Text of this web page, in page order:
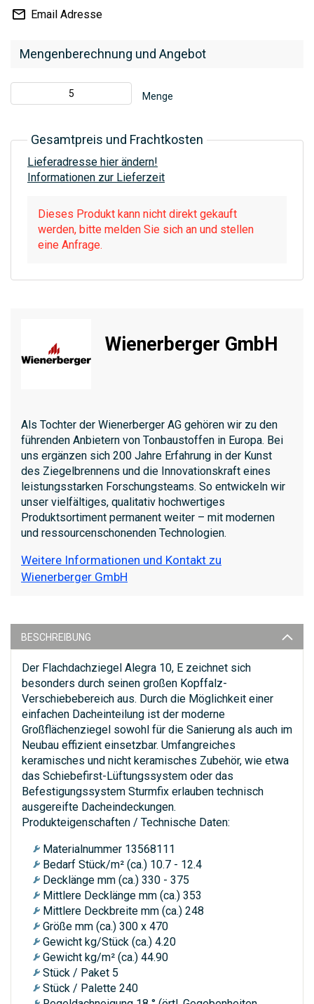
Mengenberechnung und Angebot
Menge
Gesamtpreis und Frachtkosten
Lieferadresse hier ändern!
Informationen zur Lieferzeit
Dieses Produkt kann nicht direkt gekauft
werden, bitte melden Sie sich an und stellen
eine Anfrage.
Wienerberger GmbH
Als Tochter der Wienerberger AG gehören wir zu den
führenden Anbietern von Tonbaustoffen in Europa. Bei
uns ergänzen sich 200 Jahre Erfahrung in der Kunst
des Ziegelbrennens und die Innovationskraft eines
leistungsstarken Forschungsteams. So entwickeln wir
unser vielfältiges, qualitativ hochwertiges
Produktsortiment permanent weiter – mit modernen
und ressourcenschonenden Technologien.
Weitere Informationen und Kontakt zu
Wienerberger GmbH
Email Adresse
BESCHREIBUNG
Der Flachdachziegel Alegra 10, E zeichnet sich
besonders durch seinen großen Kopffalz-
Verschiebebereich aus. Durch die Möglichkeit einer
einfachen Dacheinteilung ist der moderne
Großflächenziegel sowohl für die Sanierung als auch im
Neubau effizient einsetzbar. Umfangreiches
keramisches und nicht keramisches Zubehör, wie etwa
das Schiebefirst-Lüftungssystem oder das
Befestigungssystem Sturmfix erlauben technisch
ausgereifte Dacheindeckungen.
Produkteigenschaften / Technische Daten:
Materialnummer 13568111
Bedarf Stück/m² (ca.) 10.7 - 12.4
Decklänge mm (ca.) 330 - 375
Mittlere Decklänge mm (ca.) 353
Mittlere Deckbreite mm (ca.) 248
Größe mm (ca.) 300 x 470
Gewicht kg/Stück (ca.) 4.20
Gewicht kg/m² (ca.) 44.90
Stück / Paket 5
Stück / Palette 240